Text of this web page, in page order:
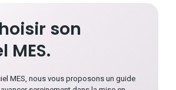
son
MES.
MES, nous vous proposons un guide